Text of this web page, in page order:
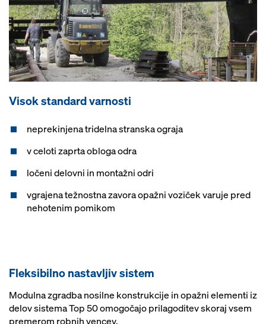
Visok standard varnosti
neprekinjena tridelna stranska ograja
v celoti zaprta obloga odra
ločeni delovni in montažni odri
vgrajena težnostna zavora opažni voziček varuje pred
nehotenim pomikom
Fleksibilno nastavljiv sistem
Modulna zgradba nosilne konstrukcije in opažni elementi iz
delov sistema Top 50 omogočajo prilagoditev skoraj vsem
premerom robnih vencev.